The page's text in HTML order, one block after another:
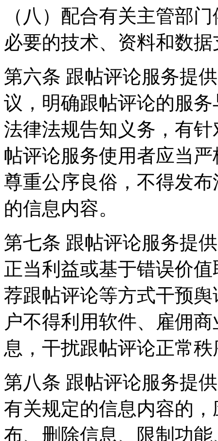
（八）配合有关主管部
必要的技术、资料和数
第六条 跟帖评论服务提
议，明确跟帖评论的服
法律法规告知义务，有
帖评论服务使用者应当
尊重公序良俗，不得发
的信息内容。
第七条 跟帖评论服务提
正当利益或基于错误价
荐跟帖评论等方式干预
户不得利用软件、雇佣
息，干扰跟帖评论正常
第八条 跟帖评论服务提
有关规定的信息内容的
布、删除信息、限制功